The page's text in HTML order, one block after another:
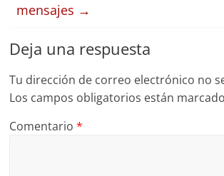
mensajes →
Deja una respuesta
Tu dirección de correo electrónico no
Los campos obligatorios están
Comentario*